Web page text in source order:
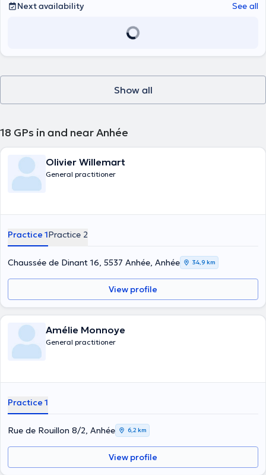
Next availability
See all
Show all
18 GPs in and near Anhée
Olivier Willemart
General practitioner
Practice 1Practice 2
Chaussée de Dinant 16, 5537 Anhée, Anhée 34,9 km
View profile
Amélie Monnoye
General practitioner
Practice 1
Rue de Rouillon 8/2, Anhée 6,2 km
View profile